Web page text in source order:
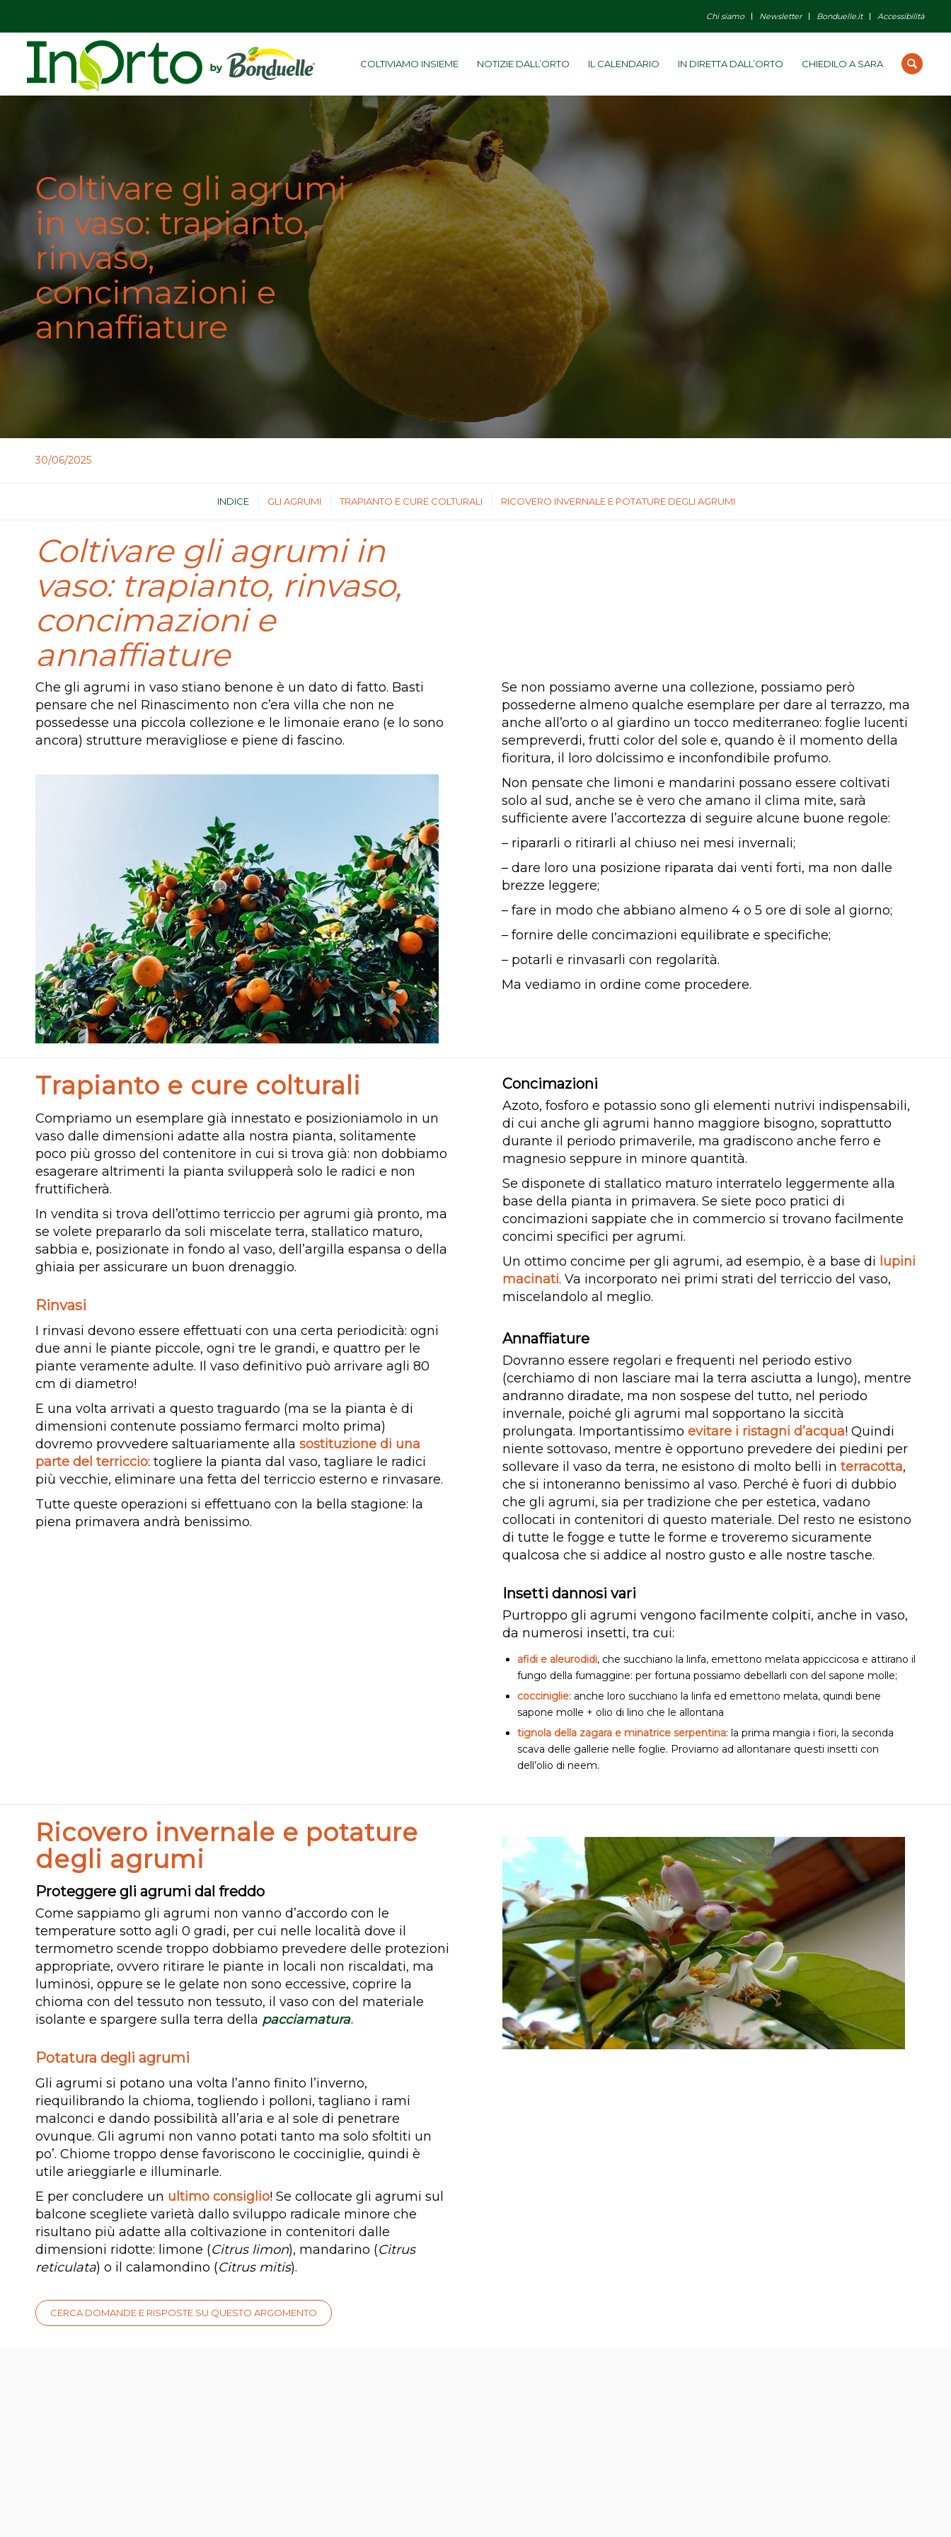
Chi siamo Newsletter Bonduelle.it Accessibilità
COLTIVIAMO INSIEME NOTIZIE DALL’ORTO IL CALENDARIO IN DIRETTA DALL’ORTO CHIEDILO A SARA
Coltivare gli agrumi
in vaso: trapianto,
rinvaso,
concimazioni e
annaffiature
30/06/2025
INDICE GLI AGRUMI TRAPIANTO E CURE COLTURALI RICOVERO INVERNALE E POTATURE DEGLI AGRUMI
Coltivare gli agrumi in
vaso: trapianto, rinvaso,
concimazioni e
annaffiature
Che gli agrumi in vaso stiano benone è un dato di fatto. Basti
pensare che nel Rinascimento non c’era villa che non ne
possedesse una piccola collezione e le limonaie erano (e lo sono
ancora) strutture meravigliose e piene di fascino.
Se non possiamo averne una collezione, possiamo però
possederne almeno qualche esemplare per dare al terrazzo, ma
anche all’orto o al giardino un tocco mediterraneo: foglie lucenti
sempreverdi, frutti color del sole e, quando è il momento della
fioritura, il loro dolcissimo e inconfondibile profumo.
Non pensate che limoni e mandarini possano essere coltivati
solo al sud, anche se è vero che amano il clima mite, sarà
sufficiente avere l’accortezza di seguire alcune buone regole:
– ripararli o ritirarli al chiuso nei mesi invernali;
– dare loro una posizione riparata dai venti forti, ma non dalle
brezze leggere;
– fare in modo che abbiano almeno 4 o 5 ore di sole al giorno;
– fornire delle concimazioni equilibrate e specifiche;
– potarli e rinvasarli con regolarità.
Ma vediamo in ordine come procedere.
Trapianto e cure colturali
Compriamo un esemplare già innestato e posizioniamolo in un
vaso dalle dimensioni adatte alla nostra pianta, solitamente
poco più grosso del contenitore in cui si trova già: non dobbiamo
esagerare altrimenti la pianta svilupperà solo le radici e non
fruttificherà.
In vendita si trova dell’ottimo terriccio per agrumi già pronto, ma
se volete prepararlo da soli miscelate terra, stallatico maturo,
sabbia e, posizionate in fondo al vaso, dell’argilla espansa o della
ghiaia per assicurare un buon drenaggio.
Rinvasi
I rinvasi devono essere effettuati con una certa periodicità: ogni
due anni le piante piccole, ogni tre le grandi, e quattro per le
piante veramente adulte. Il vaso definitivo può arrivare agli 80
cm di diametro!
E una volta arrivati a questo traguardo (ma se la pianta è di
dimensioni contenute possiamo fermarci molto prima)
dovremo provvedere saltuariamente alla sostituzione di una
parte del terriccio: togliere la pianta dal vaso, tagliare le radici
più vecchie, eliminare una fetta del terriccio esterno e rinvasare.
Tutte queste operazioni si effettuano con la bella stagione: la
piena primavera andrà benissimo.
Concimazioni
Azoto, fosforo e potassio sono gli elementi nutrivi indispensabili,
di cui anche gli agrumi hanno maggiore bisogno, soprattutto
durante il periodo primaverile, ma gradiscono anche ferro e
magnesio seppure in minore quantità.
Se disponete di stallatico maturo interratelo leggermente alla
base della pianta in primavera. Se siete poco pratici di
concimazioni sappiate che in commercio si trovano facilmente
concimi specifici per agrumi.
Un ottimo concime per gli agrumi, ad esempio, è a base di lupini
macinati. Va incorporato nei primi strati del terriccio del vaso,
miscelandolo al meglio.
Annaffiature
Dovranno essere regolari e frequenti nel periodo estivo
(cerchiamo di non lasciare mai la terra asciutta a lungo), mentre
andranno diradate, ma non sospese del tutto, nel periodo
invernale, poiché gli agrumi mal sopportano la siccità
prolungata. Importantissimo evitare i ristagni d’acqua! Quindi
niente sottovaso, mentre è opportuno prevedere dei piedini per
sollevare il vaso da terra, ne esistono di molto belli in terracotta,
che si intoneranno benissimo al vaso. Perché è fuori di dubbio
che gli agrumi, sia per tradizione che per estetica, vadano
collocati in contenitori di questo materiale. Del resto ne esistono
di tutte le fogge e tutte le forme e troveremo sicuramente
qualcosa che si addice al nostro gusto e alle nostre tasche.
Insetti dannosi vari
Purtroppo gli agrumi vengono facilmente colpiti, anche in vaso,
da numerosi insetti, tra cui:
afidi e aleurodidi, che succhiano la linfa, emettono melata appiccicosa e attirano il
fungo della fumaggine: per fortuna possiamo debellarli con del sapone molle;
cocciniglie: anche loro succhiano la linfa ed emettono melata, quindi bene
sapone molle + olio di lino che le allontana
tignola della zagara e minatrice serpentina: la prima mangia i fiori, la seconda
scava delle gallerie nelle foglie. Proviamo ad allontanare questi insetti con
dell’olio di neem.
Ricovero invernale e potature
degli agrumi
Proteggere gli agrumi dal freddo
Come sappiamo gli agrumi non vanno d’accordo con le
temperature sotto agli 0 gradi, per cui nelle località dove il
termometro scende troppo dobbiamo prevedere delle protezioni
appropriate, ovvero ritirare le piante in locali non riscaldati, ma
luminosi, oppure se le gelate non sono eccessive, coprire la
chioma con del tessuto non tessuto, il vaso con del materiale
isolante e spargere sulla terra della pacciamatura.
Potatura degli agrumi
Gli agrumi si potano una volta l’anno finito l’inverno,
riequilibrando la chioma, togliendo i polloni, tagliano i rami
malconci e dando possibilità all’aria e al sole di penetrare
ovunque. Gli agrumi non vanno potati tanto ma solo sfoltiti un
po’. Chiome troppo dense favoriscono le cocciniglie, quindi è
utile arieggiarle e illuminarle.
E per concludere un ultimo consiglio! Se collocate gli agrumi sul
balcone scegliete varietà dallo sviluppo radicale minore che
risultano più adatte alla coltivazione in contenitori dalle
dimensioni ridotte: limone (Citrus limon), mandarino (Citrus
reticulata) o il calamondino (Citrus mitis).
CERCA DOMANDE E RISPOSTE SU QUESTO ARGOMENTO